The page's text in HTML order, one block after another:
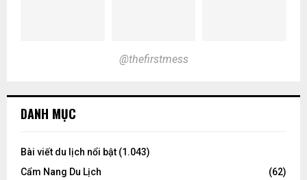
@thefirstmess
DANH MỤC
Bài viết du lịch nổi bật (1.043)
Cẩm Nang Du Lịch
(62)